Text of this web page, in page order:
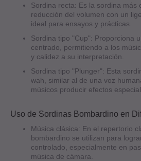
Sordina recta: Es la sordina más
reducción del volumen con un
ideal para ensayos y prácticas.
Sordina tipo "Cup": Proporciona
centrado, permitiendo a los
y calidez a su interpretación.
Sordina tipo "Plunger": Esta
wah, similar al de una voz
músicos producir efectos
Uso de Sordinas Bombardino en
Música clásica: En el repertorio
bombardino se utilizan para
controlado, especialmente en
música de cámara.